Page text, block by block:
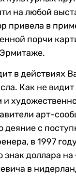
на любой
привела в
порчи
в действиях
Как не видит
арт-
деяние с
в 1997
знак доллара
в